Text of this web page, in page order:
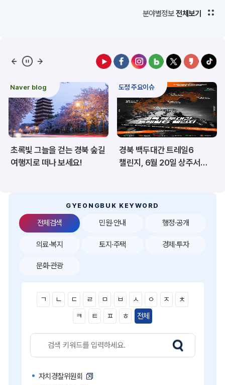
공공데이터&통계
산림 해양/수산
보건·복지/여성/장애인 문화/관광/음식
재난/안전/재해 산업/토지/주택
환경 시험정보
공공데이터&통계
분야별정보 전체보기
Naver blog
초록빛 그늘을 걷는 경북 숲길
여행지로 떠나 보세요!
도정 주요이슈
경북 백두대간 트레일6
챌린지, 6월 20일 상주서
GYEONGBUK KEYWORD
전체검색
ㄱ ㄴ ㄷ ㄹ ㅁ ㅂ ㅅ ㅇ ㅈ
ㅊ
ㅋ
ㅌ ㅍ ㅎ 전체
자치경찰위원회
민원·안내 행정·공개
의료·복지 토지·주택 경제·투자
문화·관광